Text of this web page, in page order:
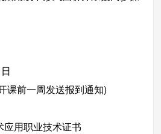
课前一周发送报到通知)
用职业技术证书